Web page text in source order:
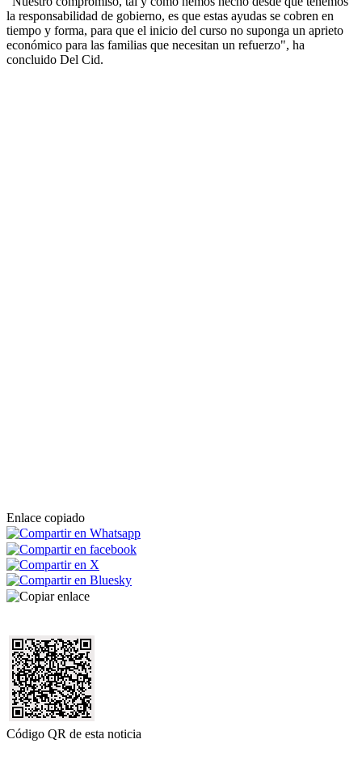
la responsabilidad de gobierno, es que estas ayudas se cobren en
tiempo y forma, para que el inicio del curso no suponga un aprieto
económico para las familias que necesitan un refuerzo", ha
concluido Del Cid.
Enlace copiado
Código QR de esta noticia